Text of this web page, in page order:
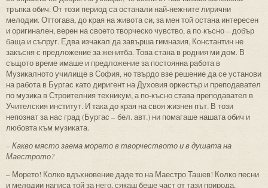
тръпка обич. От този период са останали най-нежните лирични
мелодии. Оттогава, до края на живота си, за мен той остана интересен
и оригинален, верен на своето творческо чувство, а по-късно – добър
баща и съпруг. Едва изчакал да завърша гимназия, Константин не
закъсня с предложение за женитба. Това стана в родния ми дом. В
същото време имаше и предложение за постоянна работа в
Музикалното училище в София, но твърдо взе решение да се установи
на работа в Бургас като диригент на Духовия оркестър и преподавател
по музика в Строителния техникум, а по-късно става преподавател в
Учителския институт. И така до края на своя жизнен път. В този
непознат за нас град (Бургас – бел. авт.) ни помагаше нашата обич и
любовта към музиката.
– Какво място заема морето в творчеството и в душата на
Маестрото?
– Морето! Колко вдъхновение даде то на Маестро Ташев! Колко песни
и мелодии написа той за него, сякаш беше част от тази природа,